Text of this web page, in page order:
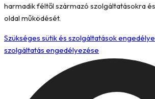
harmadik féltől származó szolgáltatásokra
oldal működését.
Szükséges sütik és szolgáltatások
szolgáltatás engedélyezése